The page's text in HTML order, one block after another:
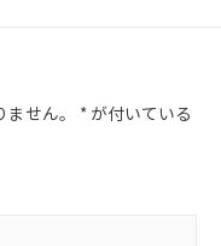
せん。 * が付いている